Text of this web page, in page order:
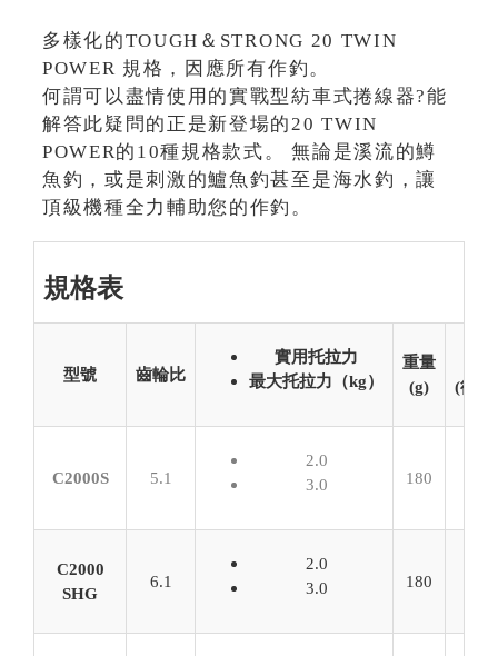
多樣化的TOUGH＆STRONG 20 TWIN
POWER 規格，因應所有作釣。
何謂可以盡情使用的實戰型紡車式捲線器?能
解答此疑問的正是新登場的20 TWIN
POWER的10種規格款式。 無論是溪流的鱒
魚釣，或是刺激的鱸魚釣甚至是海水釣，讓
頂級機種全力輔助您的作釣。
規格表
型號 齒輪比
實用托拉力
最大托拉力（kg）
重量
(g)
(徑
C2000S 5.1
2.0
3.0
180
C2000
SHG
6.1
2.0
3.0
180